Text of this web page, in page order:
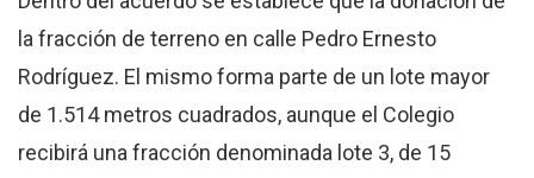
la fracción de terreno en calle Pedro Ernesto
Rodríguez. El mismo forma parte de un lote mayor
de 1.514 metros cuadrados, aunque el Colegio
recibirá una fracción denominada lote 3, de 15